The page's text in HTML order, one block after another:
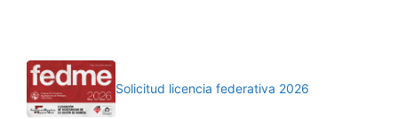
Solicitud licencia federativa 2026